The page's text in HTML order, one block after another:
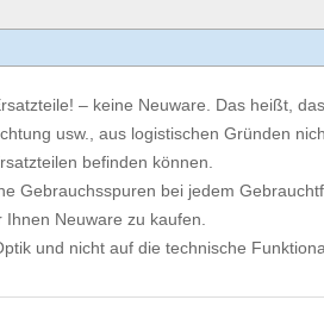
– keine Neuware. Das heißt,
usw., aus logistischen Gründen
befinden können.
Gebrauchsspuren bei jedem
Neuware zu kaufen.
und nicht auf die technische